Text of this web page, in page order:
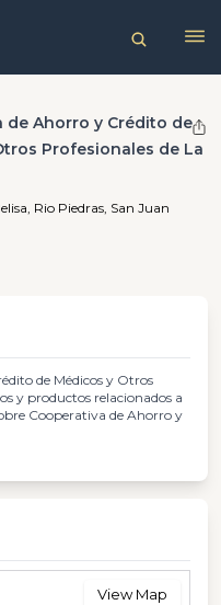
de Ahorro y Crédito de
Profesionales de La
Rio Piedras, San Juan
de Médicos y Otros
y productos relacionados a
Cooperativa de Ahorro y
View Map